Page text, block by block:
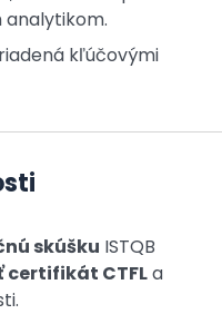
kľúčovými
skúšku ISTQB
certifikát CTFLa